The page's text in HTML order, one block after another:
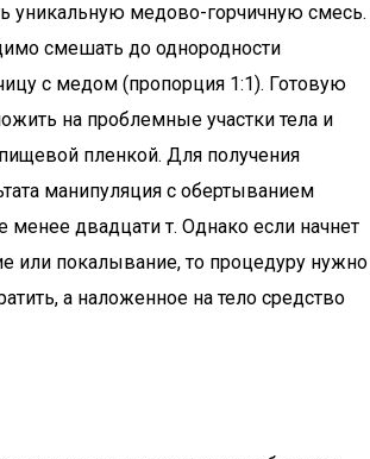
уникальную медово-горчичную смесь.
смешать до однородности
с медом (пропорция 1:1). Готовую
на проблемные участки тела и
пленкой. Для получения
манипуляция с обертыванием
менее двадцати т. Однако если начнет
или покалывание, то процедуру нужно
а наложенное на тело средство